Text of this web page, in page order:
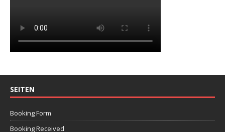
SEITEN
Booking Form
Booking Received